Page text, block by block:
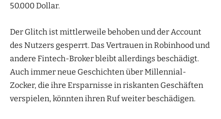
50.000 Dollar.
Der Glitch ist mittlerweile behoben und der Account
des Nutzers gesperrt. Das Vertrauen in Robinhood und
andere Fintech-Broker bleibt allerdings beschädigt.
Auch immer neue Geschichten über Millennial-
Zocker, die ihre Ersparnisse in riskanten Geschäften
verspielen, könnten ihren Ruf weiter beschädigen.